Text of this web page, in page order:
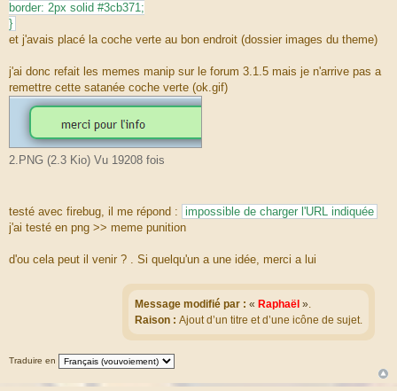
border: 2px solid #3cb371;
}
et j'avais placé la coche verte au bon endroit (dossier images du theme)
j'ai donc refait les memes manip sur le forum 3.1.5 mais je n'arrive pas a
remettre cette satanée coche verte (ok.gif)
2.PNG (2.3 Kio) Vu 19208 fois
testé avec firebug, il me répond : impossible de charger l'URL indiquée
j'ai testé en png >> meme punition
d'ou cela peut il venir ? . Si quelqu'un a une idée, merci a lui
Message modifié par : « Raphaël ».
Raison : Ajout d’un titre et d’une icône de sujet.
Traduire en